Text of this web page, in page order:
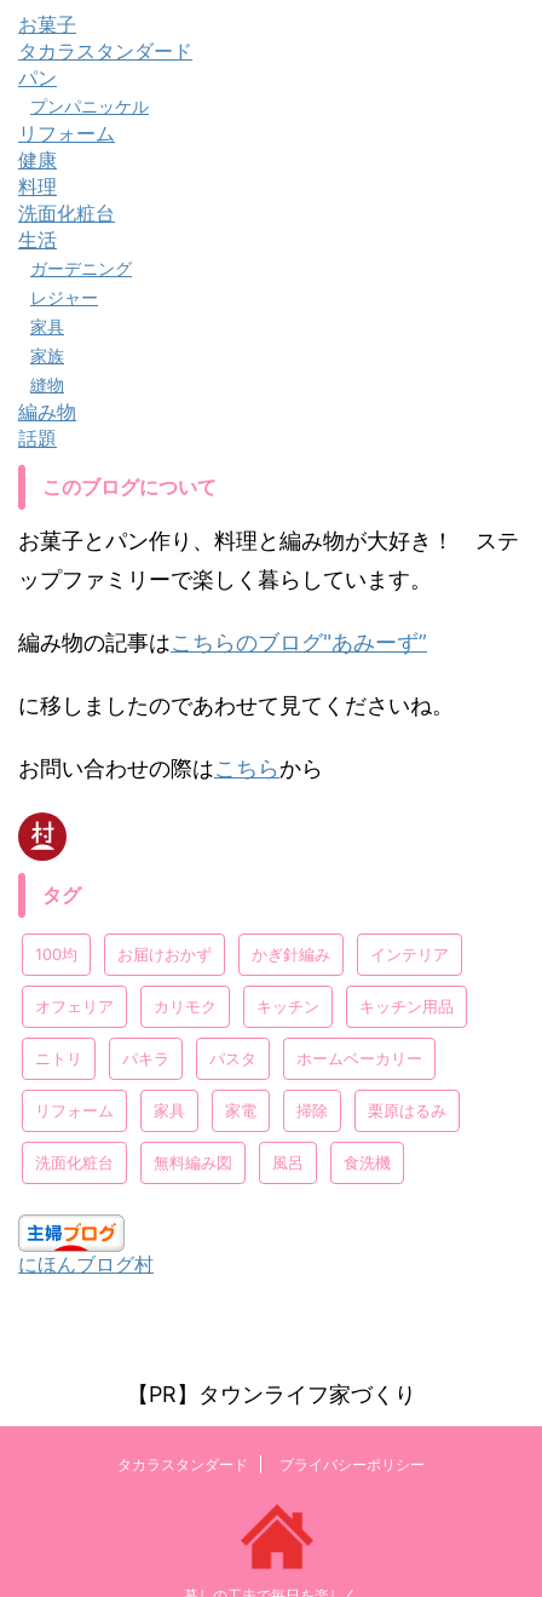
お菓子
タカラスタンダード
パン
プンパニッケル
リフォーム
健康
料理
洗面化粧台
生活
ガーデニング
レジャー
家具
家族
縫物
編み物
話題
このブログについて
お菓子とパン作り、料理と編み物が大好き！ ステ
ップファミリーで楽しく暮らしています。
編み物の記事はこちらのブログ"あみーず”
に移しましたのであわせて見てくださいね。
お問い合わせの際はこちらから
タグ
100均 お届けおかず かぎ針編み インテリア
オフェリア カリモク キッチン キッチン用品
ニトリ パキラ パスタ ホームベーカリー
リフォーム 家具 家電 掃除 栗原はるみ
洗面化粧台 無料編み図 風呂 食洗機
にほんブログ村
【PR】タウンライフ家づくり
タカラスタンダード プライバシーポリシー